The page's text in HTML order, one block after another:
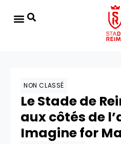
NON CLASSÉ
Le Stade de
aux côtés de
Imagine for